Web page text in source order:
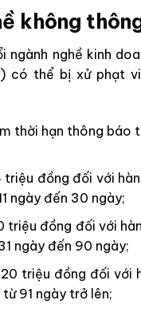
không
ngành nghề kinh
có thể bị xử phạt
thời hạn thông báo
đồng đối với
ngày đến 30 ngày;
triệu đồng đối với
ngày đến 90 ngày;
triệu đồng đối với
91 ngày trở lên;